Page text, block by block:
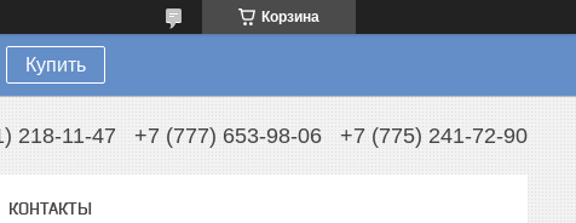
Корзина
Купить
218-11-47 +7 (777) 653-98-06 +7 (775) 241-72-90
КОНТАКТЫ